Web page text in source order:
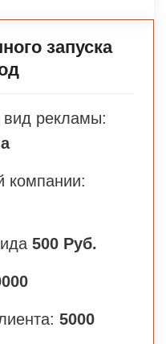
запуска
рекламы:
компании:
500 Руб.
5000